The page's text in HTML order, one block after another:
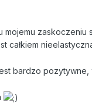
mojemu
całkiem
bardzo